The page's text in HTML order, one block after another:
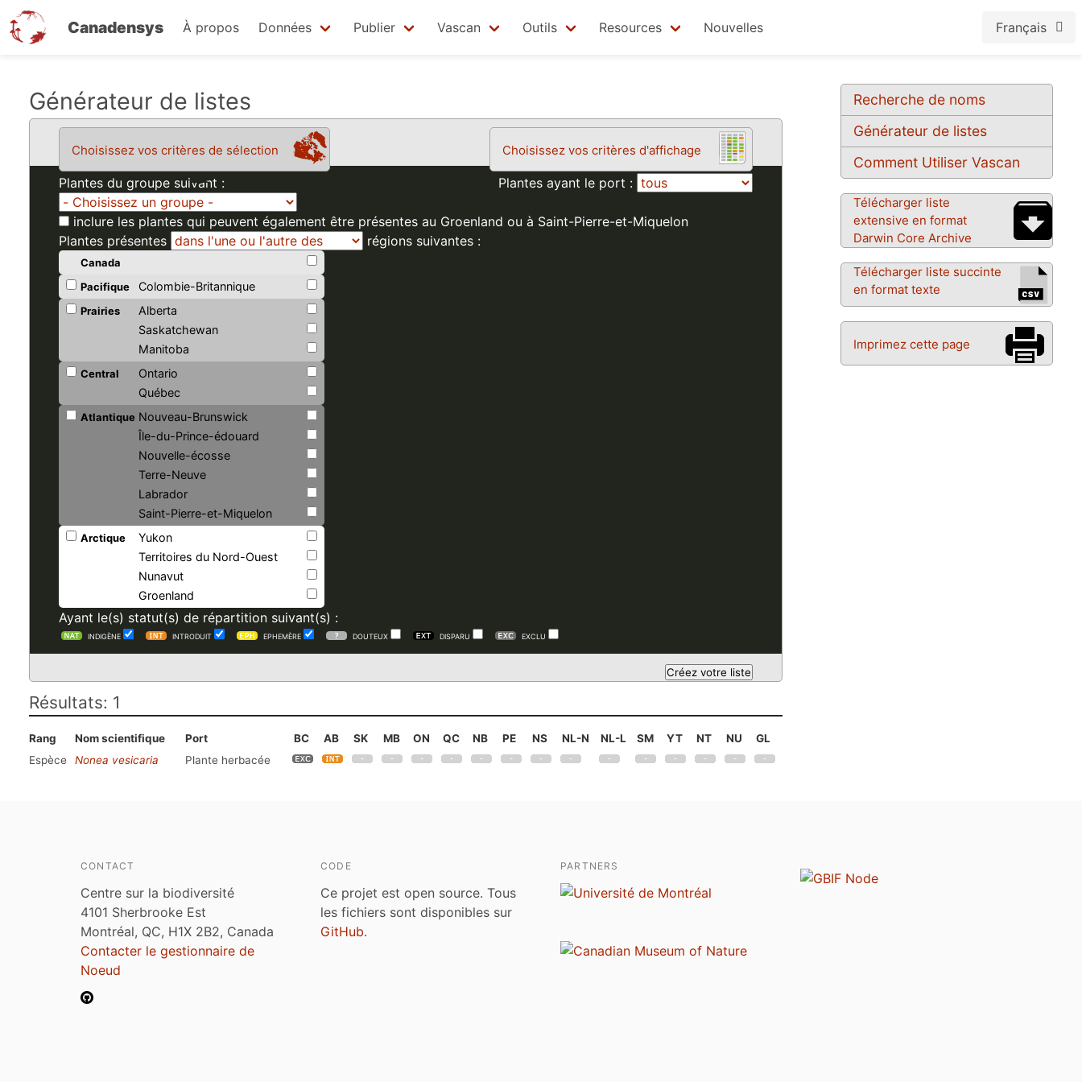
Canadensys À propos Données Publier Vascan Outils Resources Nouvelles Français
Recherche de noms
Générateur de listes
Comment Utiliser Vascan
Télécharger liste
extensive en format
Darwin Core Archive
Télécharger liste succinte
en format texte
Imprimez cette page
Générateur de listes
Choisissez vos critères de sélection Choisissez vos critères d'affichage
Plantes ayant le port :
Plantes du groupe suivant :
inclure les plantes qui peuvent également être présentes au Groenland ou à Saint-Pierre-et-Miquelon
Plantes présentes
régions suivantes :
Canada
Pacifique
Colombie-Britannique
Prairies
Alberta
Saskatchewan
Manitoba
Central
Ontario
Québec
Atlantique Nouveau-Brunswick
Île-du-Prince-édouard
Nouvelle-écosse
Terre-Neuve
Labrador
Saint-Pierre-et-Miquelon
Arctique
Yukon
Territoires du Nord-Ouest
Nunavut
Groenland
Ayant le(s) statut(s) de répartition suivant(s) :
INDIGÈNE INTRODUIT EPHEMÈRE DOUTEUX DISPARU EXCLU
Résultats: 1
Rang Nom scientifique Port BC AB SK MB ON QC NB PE NS NL-N NL-L SM YT NT NU
GL
Espèce
Nonea vesicaria Plante herbacée
CONTACT
Centre sur la biodiversité
4101 Sherbrooke Est
Montréal, QC, H1X 2B2, Canada
Contacter le gestionnaire de
Noeud
CODE
Ce projet est open source. Tous
les fichiers sont disponibles sur
GitHub.
PARTNERS